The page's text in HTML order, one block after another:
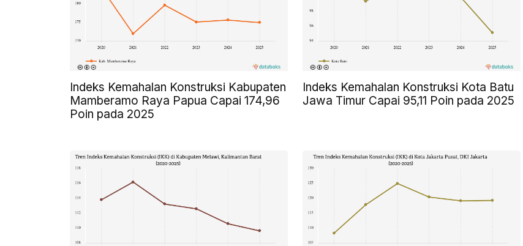
Indeks Kemahalan Konstruksi Kabupaten
Mamberamo Raya Papua Capai 174,96
Poin pada 2025
Indeks Kemahalan Konstruksi Kota Batu
Jawa Timur Capai 95,11 Poin pada 2025